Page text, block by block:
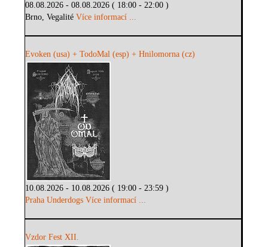
08.08.2026 - 08.08.2026 ( 18:00 - 22:00 )
Brno, VegalitéVíce informací ...
Evoken (usa) + TodoMal (esp) + Hnilomorna (cz)
10.08.2026 - 10.08.2026 ( 19:00 - 23:59 )
Praha Underdogs Více informací ...
Vzdor Fest XII.